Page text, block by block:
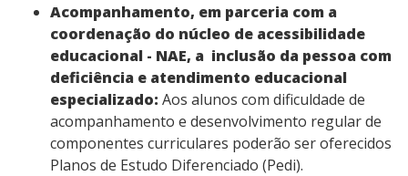
Acompanhamento, em parceria com a
coordenação do núcleo de acessibilidade
educacional - NAE, a inclusão da pessoa com
deficiência e atendimento educacional
especializado: Aos alunos com dificuldade de
acompanhamento e desenvolvimento regular de
componentes curriculares poderão ser oferecidos
Planos de Estudo Diferenciado (Pedi).